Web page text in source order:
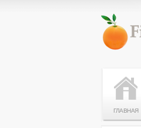
ГЛАВНАЯ